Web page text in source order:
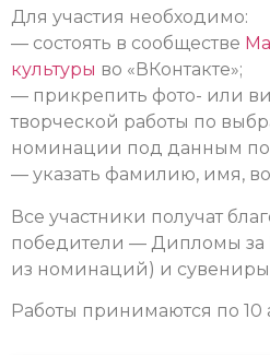
Для участия необходимо:
— состоять в сообществе
культуры во «ВКонтакте»;
— прикрепить фото- или
творческой работы по
номинации под данным
— указать фамилию, имя,
Все участники получат
победители — Дипломы за
из номинаций) и
Работы принимаются по 10